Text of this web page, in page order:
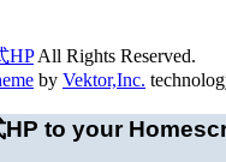
HPAll Rights Reserved.
by Vektor,Inc.
to your